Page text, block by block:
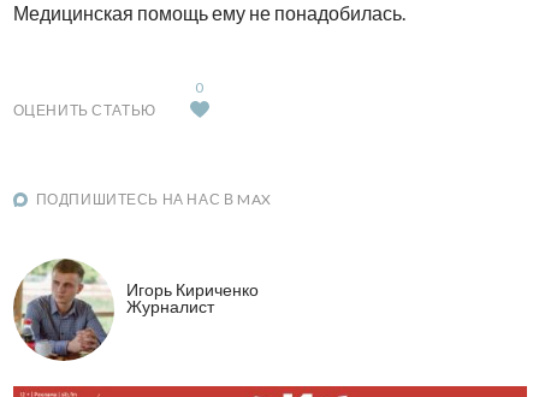
Медицинская помощь ему не понадобилась.
ОЦЕНИТЬ СТАТЬЮ
0
ПОДПИШИТЕСЬ НА НАС В MAX
Игорь Кириченко
Журналист